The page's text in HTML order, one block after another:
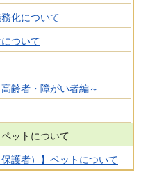
化について
ついて
齢者・障がい者編～
ットについて
護者）】ペットについて